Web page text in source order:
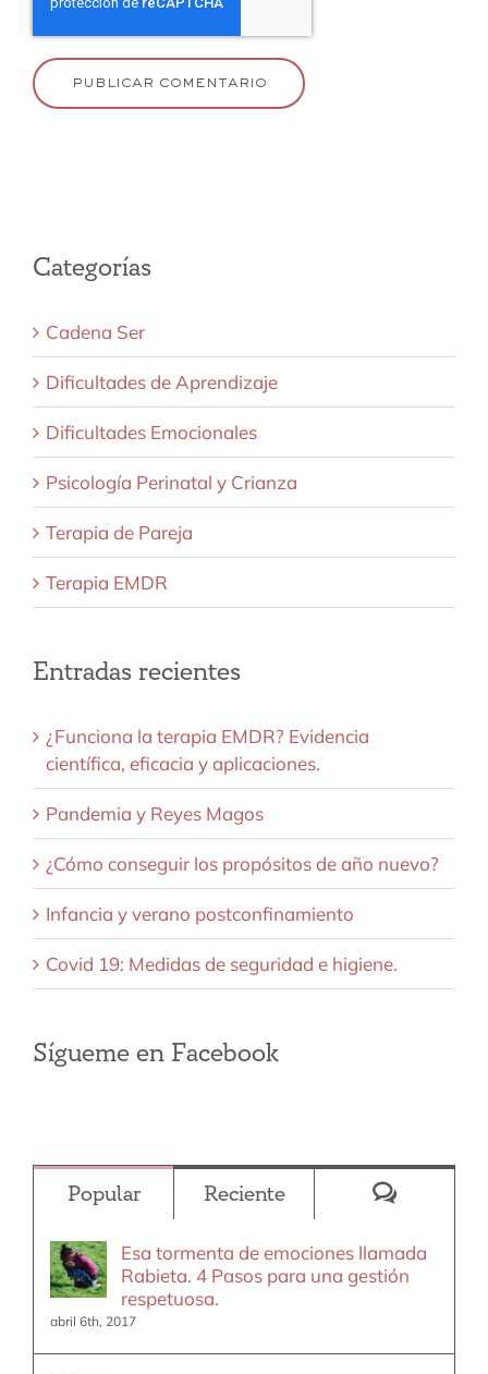
Categorías
Cadena Ser
Dificultades de Aprendizaje
Dificultades Emocionales
Psicología Perinatal y Crianza
Terapia de Pareja
Terapia EMDR
Entradas recientes
¿Funciona la terapia EMDR? Evidencia
científica, eficacia y aplicaciones.
Pandemia y Reyes Magos
¿Cómo conseguir los propósitos de año nuevo?
Infancia y verano postconfinamiento
Covid 19: Medidas de seguridad e higiene.
Sígueme en Facebook
Popular Reciente
Esa tormenta de emociones llamada
Rabieta. 4 Pasos para una gestión
respetuosa.
abril 6th, 2017